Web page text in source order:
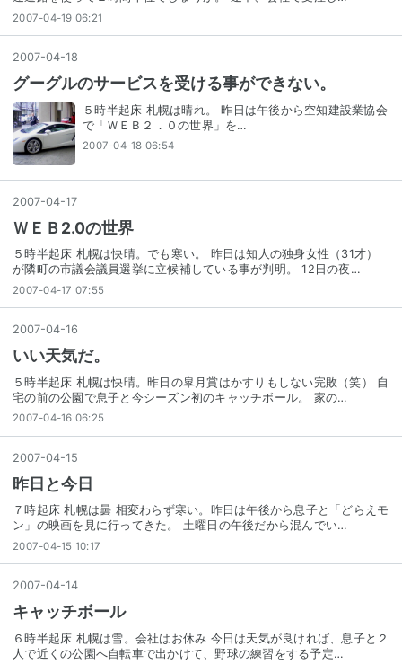
2007-04-19 06:21
2007-04-18
グーグルのサービスを受ける事ができない。
５時半起床 札幌は晴れ。 昨日は午後から空知建設業協会
で「ＷＥＢ２．０の世界」を…
2007-04-18 06:54
2007-04-17
ＷＥＢ2.0の世界
５時半起床 札幌は快晴。でも寒い。 昨日は知人の独身女性（31才）
が隣町の市議会議員選挙に立候補している事が判明。 12日の夜…
2007-04-17 07:55
2007-04-16
いい天気だ。
５時半起床 札幌は快晴。昨日の皐月賞はかすりもしない完敗（笑） 自
宅の前の公園で息子と今シーズン初のキャッチボール。 家の…
2007-04-16 06:25
2007-04-15
昨日と今日
７時起床 札幌は曇 相変わらず寒い。昨日は午後から息子と「どらえモ
ン」の映画を見に行ってきた。 土曜日の午後だから混んでい…
2007-04-15 10:17
2007-04-14
キャッチボール
６時半起床 札幌は雪。会社はお休み 今日は天気が良ければ、息子と２
人で近くの公園へ自転車で出かけて、野球の練習をする予定…